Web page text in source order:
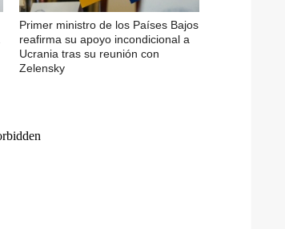
Primer ministro de los Países Bajos
reafirma su apoyo incondicional a
Ucrania tras su reunión con
Zelensky